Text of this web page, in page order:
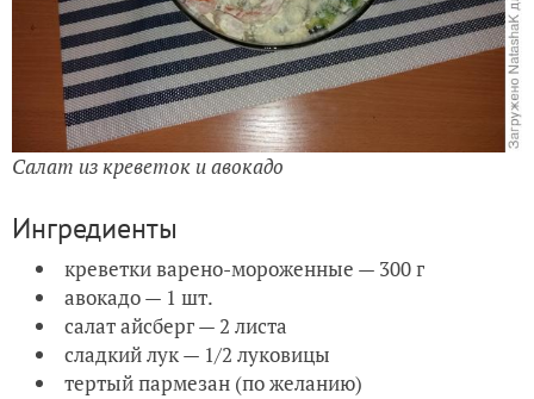
Салат из креветок и авокадо
Ингредиенты
креветки варено-мороженные — 300 г
авокадо — 1 шт.
салат айсберг — 2 листа
сладкий лук — 1/2 луковицы
тертый пармезан (по желанию)